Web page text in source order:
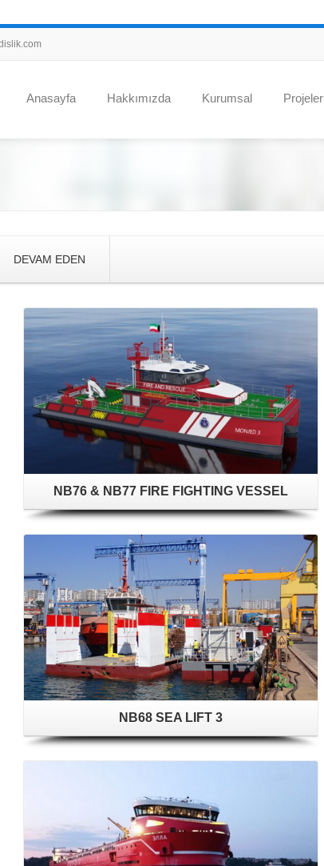
Anasayfa Hakkımızda Kurumsal Projeler
DEVAM EDEN
NB76 & NB77 FIRE FIGHTING VESSEL
NB68 SEA LIFT 3